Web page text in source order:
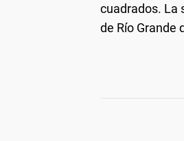
cuadrados. La
de Río Grande